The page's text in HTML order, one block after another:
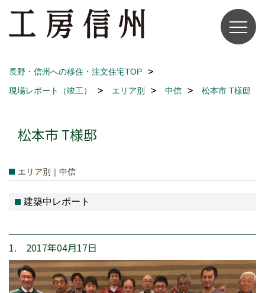
長野・信州への移住・注文住宅TOP
現場レポート（竣工）
エリア別 中信 松本市 T様邸
松本市 T様邸
エリア別｜中信
建築中レポート
1. 2017年04月17日